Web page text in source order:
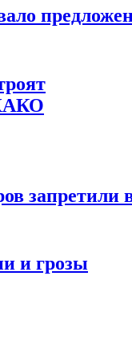
запретили
и грозы